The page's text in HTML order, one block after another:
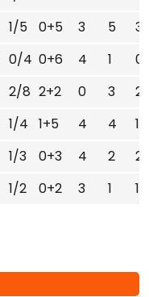
1/5 0+5 3 5
3
0/4 0+6 4 1
0
2/8 2+2 0 3
2
1/4 1+5 4 4
1
1/3 0+3 4 2
2
1/2 0+2 3 1 1